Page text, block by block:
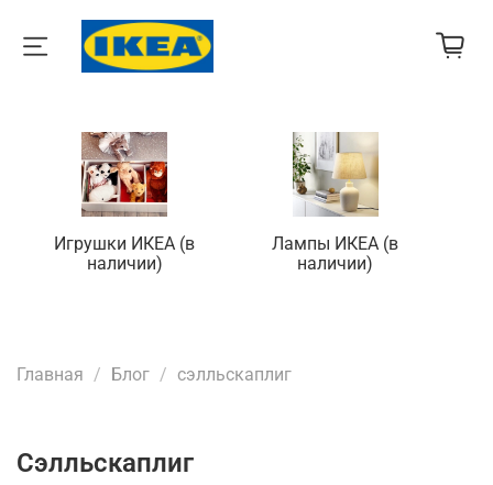
Игрушки ИКЕА (в
наличии)
Лампы ИКЕА (в
наличии)
Главная Блог сэлльскаплиг
сэлльскаплиг